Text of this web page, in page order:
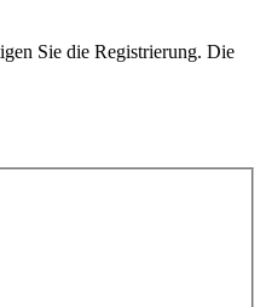
Sie die Registrierung. Die